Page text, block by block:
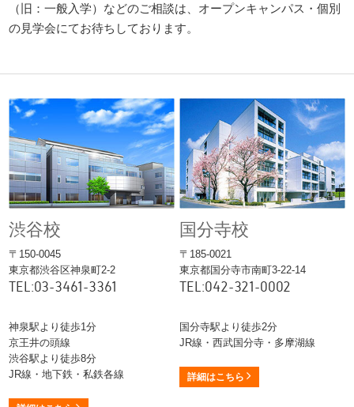
（旧：一般入学）などのご相談は、オープンキャンパス・個別
の見学会にてお待ちしております。
渋谷校
〒150-0045
東京都渋谷区神泉町2-2
TEL:03-3461-3361
神泉駅より徒歩1分
京王井の頭線
渋谷駅より徒歩8分
JR線・地下鉄・私鉄各線
国分寺校
〒185-0021
東京都国分寺市南町3-22-14
TEL:042-321-0002
国分寺駅より徒歩2分
JR線・西武国分寺・多摩湖線
詳細はこちら